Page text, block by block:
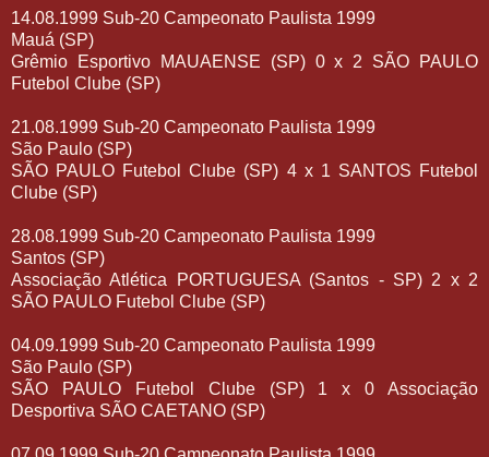
14.08.1999 Sub-20 Campeonato Paulista 1999
Mauá (SP)
Grêmio Esportivo MAUAENSE (SP) 0 x 2 SÃO PAULO
Futebol Clube (SP)
21.08.1999 Sub-20 Campeonato Paulista 1999
São Paulo (SP)
SÃO PAULO Futebol Clube (SP) 4 x 1 SANTOS Futebol
Clube (SP)
28.08.1999 Sub-20 Campeonato Paulista 1999
Santos (SP)
Associação Atlética PORTUGUESA (Santos - SP) 2 x 2
SÃO PAULO Futebol Clube (SP)
04.09.1999 Sub-20 Campeonato Paulista 1999
São Paulo (SP)
SÃO PAULO Futebol Clube (SP) 1 x 0 Associação
Desportiva SÃO CAETANO (SP)